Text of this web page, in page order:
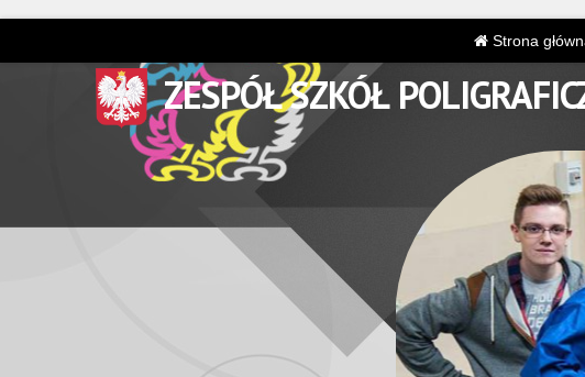
Strona
ZESPÓŁ SZKÓŁ